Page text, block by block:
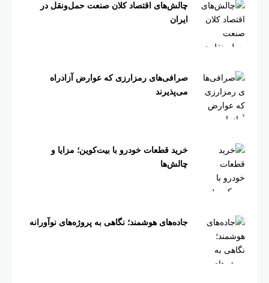
چالش‌های اقتصاد کلان صنعت حمل‌ونقل در
ایران
صرافی‌های رمزارزی که عوارض آزادراه
می‌پذیرند
خرید قطعات خودرو با بیت‌کوین؛ مزایا و
چالش‌ها
جاده‌های هوشمند؛ نگاهی به پروژه‌های نوآورانه